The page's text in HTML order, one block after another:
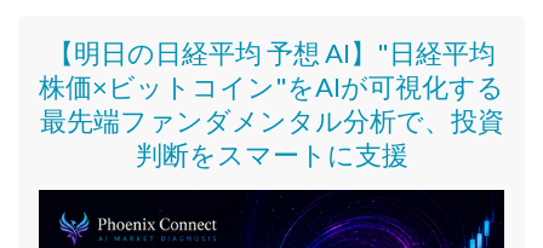
【明日の日経平均 予想 AI】"日経平均
株価×ビットコイン"をAIが可視化する
最先端ファンダメンタル分析で、投資
判断をスマートに支援